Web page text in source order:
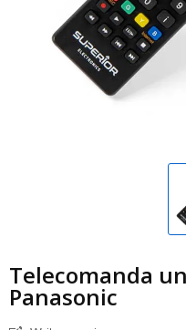
Telecomanda
Panasonic